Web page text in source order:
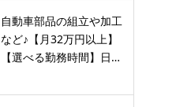
自動車部品の組立や加工
など♪【月32万円以上】
【選べる勤務時間】日…